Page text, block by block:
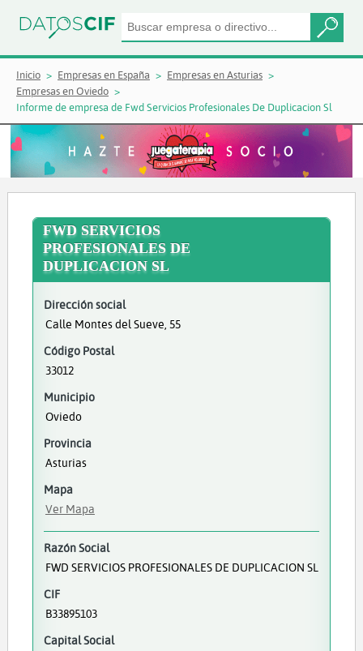
Inicio Empresas en España
Empresas en Asturias
Empresas en Oviedo
Informe de empresa de Fwd Servicios Profesionales De Duplicacion Sl
FWD SERVICIOS
PROFESIONALES DE
DUPLICACION SL
Dirección social
Calle Montes del Sueve, 55
Código Postal
33012
Municipio
Oviedo
Provincia
Asturias
Mapa
Ver Mapa
Razón Social
FWD SERVICIOS PROFESIONALES DE DUPLICACION SL
CIF
B33895103
Capital Social